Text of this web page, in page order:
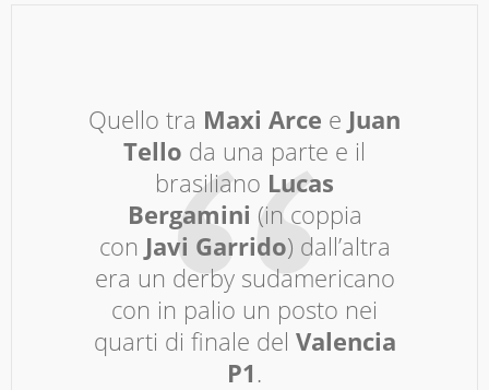
Quello tra Maxi Arce e Juan
Tello da una parte e il
brasiliano Lucas
Bergamini (in coppia
con Javi Garrido) dall’altra
era un derby sudamericano
con in palio un posto nei
quarti di finale del Valencia
P1 .